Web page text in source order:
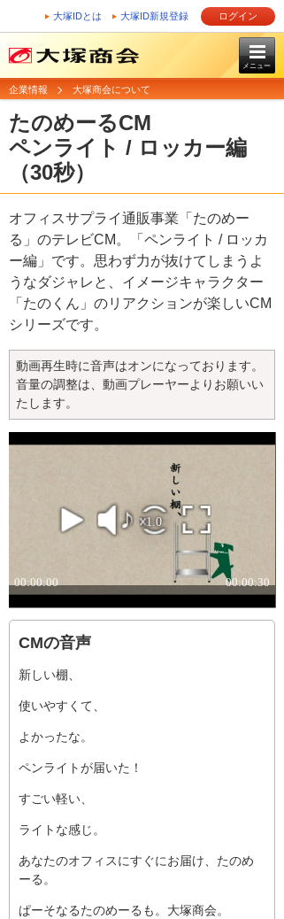
大塚IDとは 大塚ID新規登録 ログイン
メニュー
企業情報 大塚商会について
たのめーるCM
ペンライト / ロッカー編
（30秒）
オフィスサプライ通販事業「たのめー
る」のテレビCM。「ペンライト / ロッカ
ー編」です。思わず力が抜けてしまうよ
うなダジャレと、イメージキャラクター
「たのくん」のリアクションが楽しいCM
シリーズです。
動画再生時に音声はオンになっております。
音量の調整は、動画プレーヤーよりお願いい
たします。
CMの音声
新しい棚、
使いやすくて、
よかったな。
ペンライトが届いた！
すごい軽い、
ライトな感じ。
あなたのオフィスにすぐにお届け、たのめ
ーる。
ぱーそなるたのめーるも。大塚商会。